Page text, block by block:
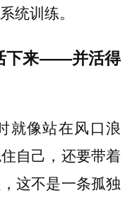
统训练。
下来——并活得
就像站在风口浪
自己，还要带着
这不是一条孤独